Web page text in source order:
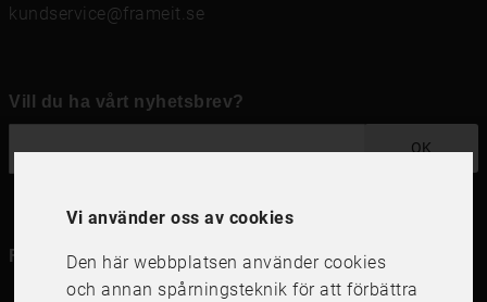
Vi använder oss av cookies
Den här webbplatsen använder cookies
och annan spårningsteknik för att förbättra
kundservice@frameit.se
Vill du ha vårt nyhetsbrev?
OK
Följ oss i dina kanaler